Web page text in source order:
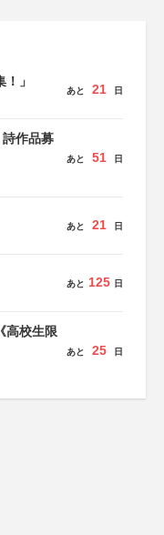
」
あと 21 日
作品募
あと 51 日
あと 21 日
あと 125 日
高校生限
あと 25 日